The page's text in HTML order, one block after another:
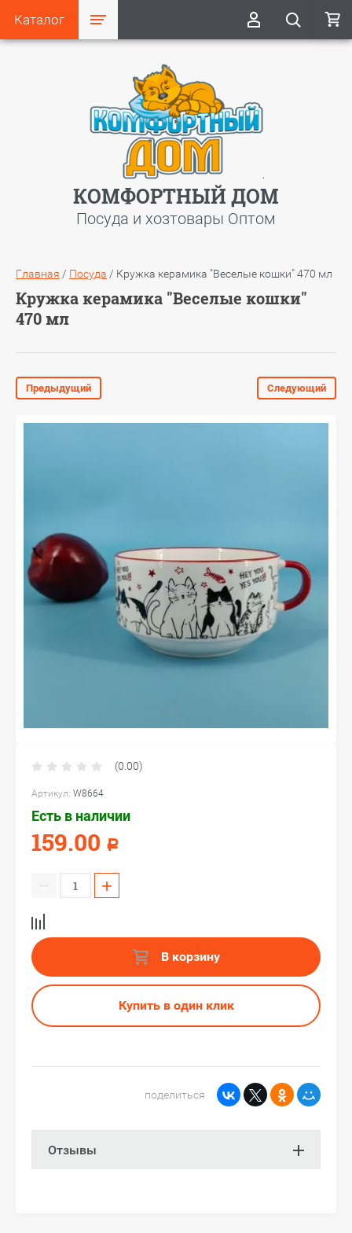
Каталог
КОМФОРТНЫЙ ДОМ
Посуда и хозтовары Оптом
Главная / Посуда / Кружка керамика "Веселые кошки" 470 мл
Кружка керамика "Веселые кошки"
470 мл
Предыдущий Следующий
(0.00)
Артикул: W8664
Есть в наличии
159.00 Р
+
В корзину
Купить в один клик
поделиться
Отзывы